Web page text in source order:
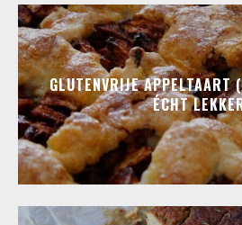
GLUTENVRIJE APPELTAART
ÉCHT